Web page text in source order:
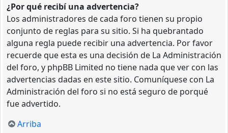
¿Por qué recibí una advertencia?
Los administradores de cada foro tienen su propio
conjunto de reglas para su sitio. Si ha quebrantado
alguna regla puede recibir una advertencia. Por favor
recuerde que esta es una decisión de La Administración
del foro, y phpBB Limited no tiene nada que ver con las
advertencias dadas en este sitio. Comuníquese con La
Administración del foro si no está seguro de porqué
fue advertido.
Arriba